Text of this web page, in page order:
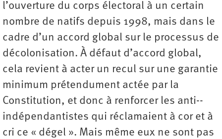
l’ouverture du corps électoral à un certain
nombre de natifs depuis 1998, mais dans le
cadre d’un accord global sur le processus de
décolonisation. À défaut d’accord global,
cela revient à acter un recul sur une garantie
minimum prétendument actée par la
Constitution, et donc à renforcer les anti-­
indépendantistes qui réclamaient à cor et à
cri ce « dégel ». Mais même eux ne sont pas